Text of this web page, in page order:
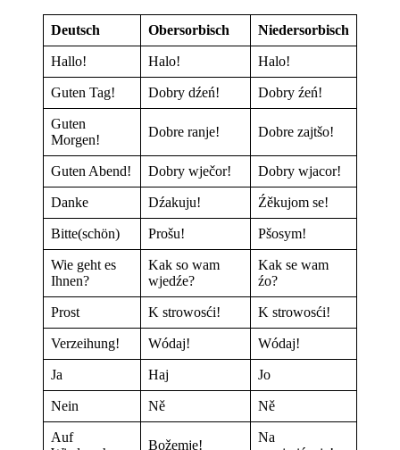
Deutsch Obersorbisch Niedersorbisch
Hallo! Halo! Halo!
Guten Tag! Dobry dźeń! Dobry źeń!
Guten
Morgen!
Dobre ranje! Dobre zajtšo!
Guten Abend! Dobry wječor! Dobry wjacor!
Danke Dźakuju! Źěkujom se!
Bitte(schön) Prošu! Pšosym!
Wie geht es
Ihnen?
Kak so wam
wjedźe?
Kak se wam
źo?
Prost K strowosći! K strowosći!
Verzeihung! Wódaj! Wódaj!
Ja Haj Jo
Nein Ně Ně
Auf
Božemje!
Na